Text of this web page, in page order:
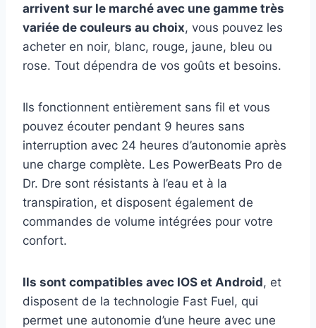
arrivent sur le marché avec une gamme très
variée de couleurs au choix, vous pouvez les
acheter en noir, blanc, rouge, jaune, bleu ou
rose. Tout dépendra de vos goûts et besoins.
Ils fonctionnent entièrement sans fil et vous
pouvez écouter pendant 9 heures sans
interruption avec 24 heures d’autonomie après
une charge complète. Les PowerBeats Pro de
Dr. Dre sont résistants à l’eau et à la
transpiration, et disposent également de
commandes de volume intégrées pour votre
confort.
Ils sont compatibles avec IOS et Android, et
disposent de la technologie Fast Fuel, qui
permet une autonomie d’une heure avec une